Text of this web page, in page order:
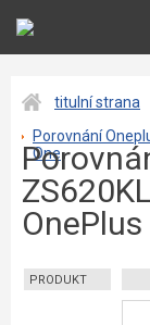
titulní strana
Porovnání
One
OnePlus
PRODUKT